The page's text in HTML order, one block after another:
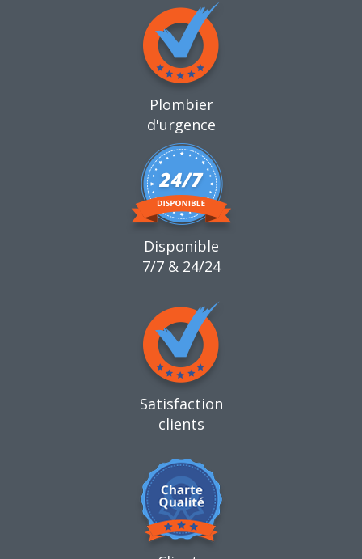
Plombier
d'urgence
Disponible
7/7 & 24/24
Satisfaction
clients